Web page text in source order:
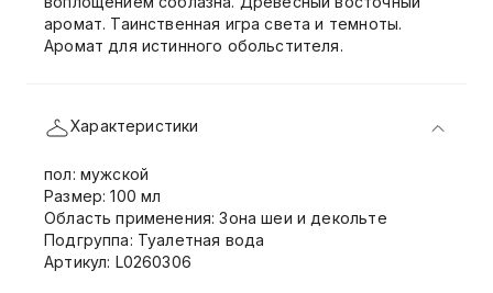
аромат. Таинственная игра света и темноты.
Аромат для истинного обольстителя.
Характеристики
пол: мужской
Размер: 100 мл
Область применения: Зона шеи и декольте
Подгруппа: Туалетная вода
Артикул: L0260306